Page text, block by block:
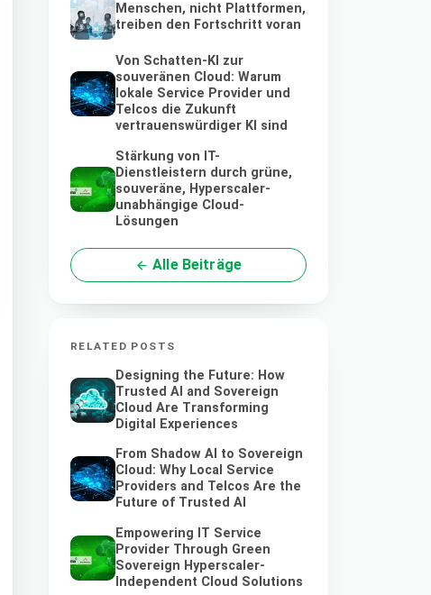
Menschen, nicht Plattformen,
treiben den Fortschritt voran
Von Schatten-KI zur
souveränen Cloud: Warum
lokale Service Provider und
Telcos die Zukunft
vertrauenswürdiger KI sind
Stärkung von IT-
Dienstleistern durch grüne,
souveräne, Hyperscaler-
unabhängige Cloud-
Lösungen
Alle Beiträge
RELATED POSTS
Designing the Future: How
Trusted AI and Sovereign
Cloud Are Transforming
Digital Experiences
From Shadow AI to Sovereign
Cloud: Why Local Service
Providers and Telcos Are the
Future of Trusted AI
Empowering IT Service
Provider Through Green
Sovereign Hyperscaler-
Independent Cloud Solutions